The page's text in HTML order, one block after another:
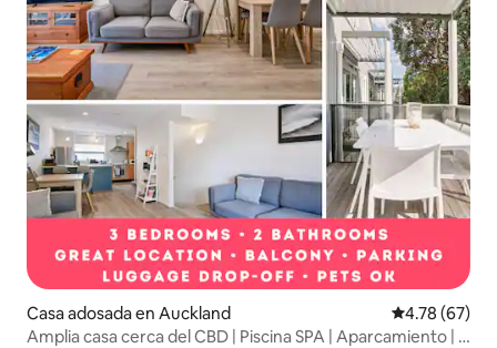
Casa adosada en Auckland Calificación
4.78 (67)
Amplia casa cerca del CBD | Piscina SPA | Aparcamiento | 3